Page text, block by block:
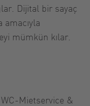
Dijital bir sayaç
mümkün kılar.
Mietservice &